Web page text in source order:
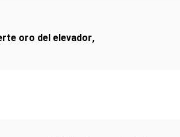
oro del elevador,